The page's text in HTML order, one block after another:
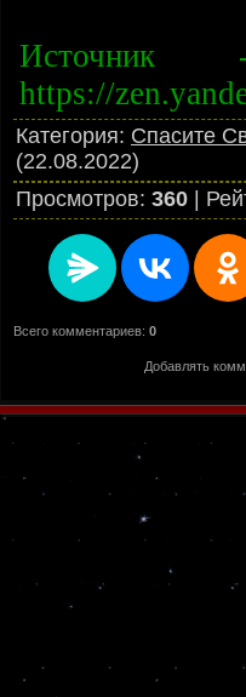
Источник
https://
Категория: Спасите
(22.08.2022)
Просмотров: 360 |
Всего комментариев: 0
Добавлять